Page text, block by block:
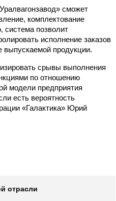
сможет
комплектование
система позволит
исполнение заказов
выпускаемой продукции.
срывы выполнения
по отношению
модели предприятия
есть вероятность
«Галактика» Юрий
отрасли